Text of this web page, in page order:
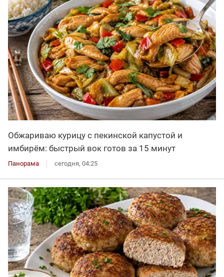
Обжариваю курицу с пекинской капустой и
имбирём: быстрый вок готов за 15 минут
Панорама сегодня, 04:25